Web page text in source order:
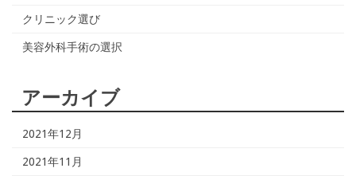
クリニック選び
美容外科手術の選択
アーカイブ
2021年12月
2021年11月